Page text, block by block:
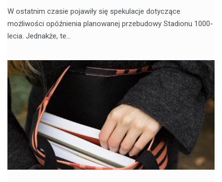
W ostatnim czasie pojawiły się spekulacje dotyczące
możliwości opóźnienia planowanej przebudowy Stadionu 1000-
lecia. Jednakże, te…